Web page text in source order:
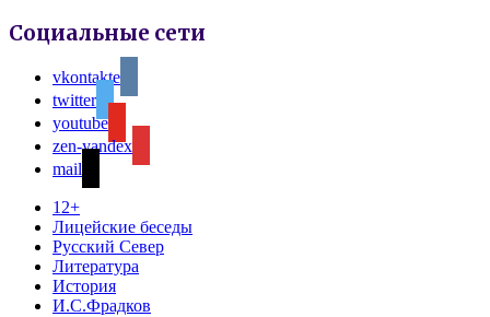
Социальные сети
vkontakte
twitter
youtube
zen-yandex
mail
12+
Лицейские беседы
Русский Север
Литература
История
И.С.Фрадков